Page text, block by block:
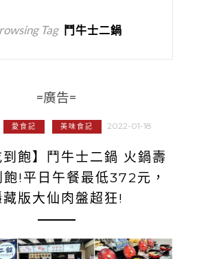
Tag 鬥牛士二鍋
=廣告=
愛食記 美味食記 2022-01-18
到飽】鬥牛士二鍋 火鍋壽
飽!平日午餐最低372元，
藏版大仙肉盤超狂!